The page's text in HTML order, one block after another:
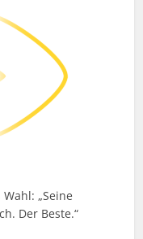
„Seine
Der Beste.“